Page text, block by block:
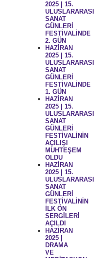
2025 | 15.
ULUSLARARASI
SANAT
GÜNLERİ
FESTİVALİNDE
2. GÜN
HAZİRAN
2025 | 15.
ULUSLARARASI
SANAT
GÜNLERİ
FESTİVALİNDE
1. GÜN
HAZİRAN
2025 | 15.
ULUSLARARASI
SANAT
GÜNLERİ
FESTİVALİNİN
AÇILIŞI
MUHTEŞEM
OLDU
HAZİRAN
2025 | 15.
ULUSLARARASI
SANAT
GÜNLERİ
FESTİVALİNİN
İLK ÖN
SERGİLERİ
AÇILDI
HAZİRAN
2025 |
DRAMA
VE